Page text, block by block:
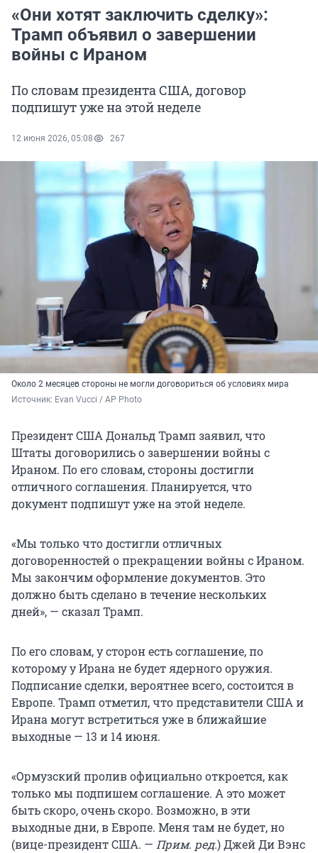
«Они хотят заключить сделку»:
Трамп объявил о завершении
войны с Ираном
По словам президента США, договор
подпишут уже на этой неделе
12 июня 2026, 05:08 267
Около 2 месяцев стороны не могли договориться об условиях мира
Источник: Evan Vucci / AP Photo
Президент США Дональд Трамп заявил, что
Штаты договорились о завершении войны с
Ираном. По его словам, стороны достигли
отличного соглашения. Планируется, что
документ подпишут уже на этой неделе.
«Мы только что достигли отличных
договоренностей о прекращении войны с Ираном.
Мы закончим оформление документов. Это
должно быть сделано в течение нескольких
дней», — сказал Трамп.
По его словам, у сторон есть соглашение, по
которому у Ирана не будет ядерного оружия.
Подписание сделки, вероятнее всего, состоится в
Европе. Трамп отметил, что представители США и
Ирана могут встретиться уже в ближайшие
выходные — 13 и 14 июня.
«Ормузский пролив официально откроется, как
только мы подпишем соглашение. А это может
быть скоро, очень скоро. Возможно, в эти
выходные дни, в Европе. Меня там не будет, но
(вице-президент США. — Прим. ред.) Джей Ди Вэнс